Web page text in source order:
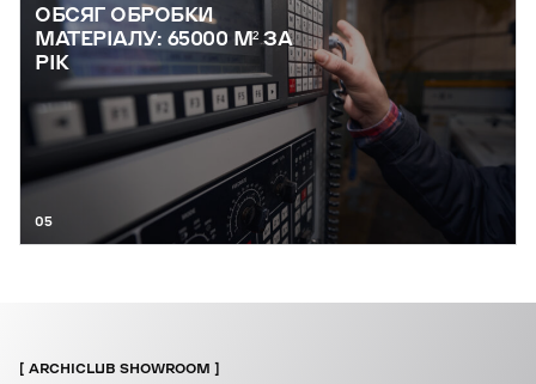
ОБСЯГ ОБРОБКИ
МАТЕРІАЛУ: 65000 М² ЗА
РІК
05
ARCHICLUB SHOWROOM